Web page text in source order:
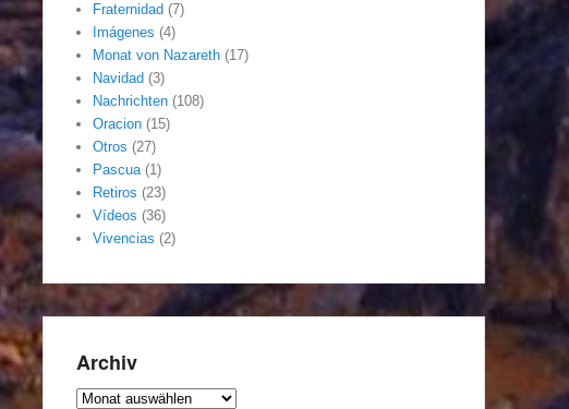
Fraternidad (7)
Imágenes (4)
Monat von Nazareth (17)
Navidad (3)
Nachrichten (108)
Oracion (15)
Otros (27)
Pascua(1)
Retiros (23)
Vídeos (36)
Vivencias (2)
Archiv
Archiv